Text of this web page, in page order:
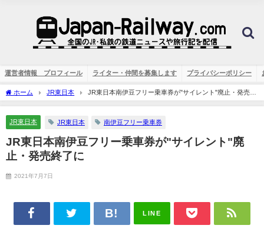
運営者情報 プロフィール ライター・仲間を募集します プライバシーポリシー
ホーム JR東日本
JR東日本南伊豆フリー乗車券が"サイレント"廃止・発売終
了に
JR東日本 JR東日本 南伊豆フリー乗車券
JR東日本南伊豆フリー乗車券が"サイレント"廃
止・発売終了に
2021年7月7日
LINE